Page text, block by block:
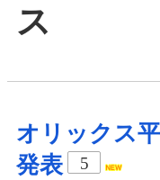
ス
オリックス
発表
5